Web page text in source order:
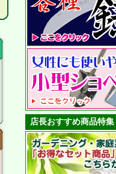
店長おすすめ商品特集